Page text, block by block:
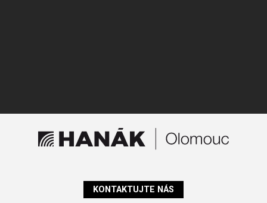
KONTAKTUJTE NÁS